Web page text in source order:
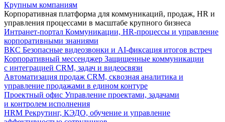
Крупным компаниям
Корпоративная платформа для коммуникаций, продаж, HR и
управления процессами в масштабе крупного бизнеса
Интранет-портал Коммуникации, HR-процессы и управление
корпоративными знаниями
ВКС Безопасные видеозвонки и AI-фиксация итогов встреч
Корпоративный мессенджер Защищенные коммуникации
с интеграцией CRM, задач и видеосвязи
Автоматизация продаж CRM, сквозная аналитика и
управление продажами в едином контуре
Проектный офис Управление проектами, задачами
и контролем исполнения
HRM Рекрутинг, КЭДО, обучение и управление